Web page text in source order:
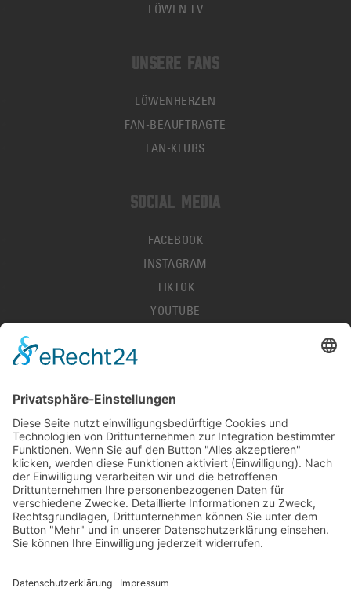
LÖWEN TV
UNSERE FANS
LÖWENHERZEN
FAN-BEAUFTRAGTE
FAN-KLUBS
SOCIAL MEDIA
FACEBOOK
INSTAGRAM
TIKTOK
YOUTUBE
AGB
HALLENORDNUNG
KONTAKT
PRESSE
STELLENANGEBOTE
DEL-LIVESCORES
© 2026 LÖWEN FRANKFURT EISHOCKEY-BETRIEBS GMBH